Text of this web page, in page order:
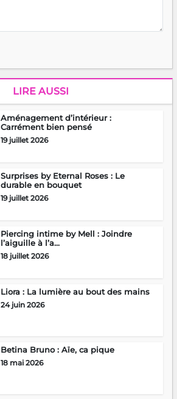
LIRE AUSSI
Aménagement d’intérieur :
Carrément bien pensé
19 juillet 2026
Surprises by Eternal Roses : Le
durable en bouquet
19 juillet 2026
Piercing intime by Mell : Joindre
l’aiguille à l’a...
18 juillet 2026
Liora : La lumière au bout des mains
24 juin 2026
Betina Bruno : Aïe, ca pique
18 mai 2026